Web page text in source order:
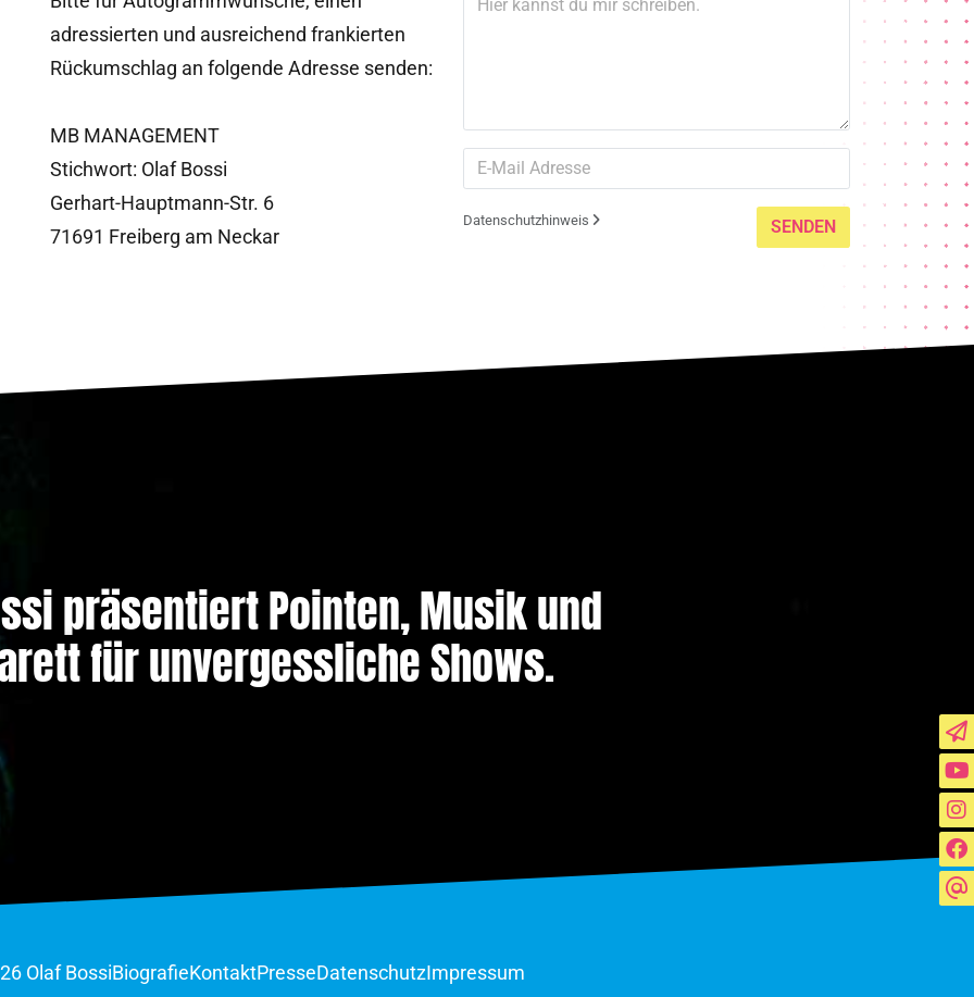
adressierten und ausreichend frankierten
Rückumschlag an folgende Adresse senden:
MB MANAGEMENT
Stichwort: Olaf Bossi
Gerhart-Hauptmann-Str. 6
71691 Freiberg am Neckar
Datenschutzhinweis SENDEN
präsentiert Pointen, Musik und
für unvergessliche Shows.
Olaf BossiBiografieKontaktPresseDatenschutzImpressum